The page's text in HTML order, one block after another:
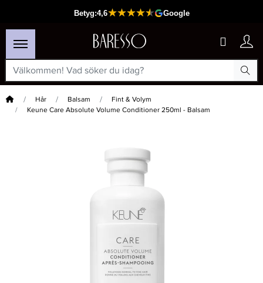
Hem Hår Balsam
Fint & Volym
Keune Care Absolute Volume Conditioner 250ml - Balsam
Cutrin AINOA Volume Shampoo 300ml - Schampo